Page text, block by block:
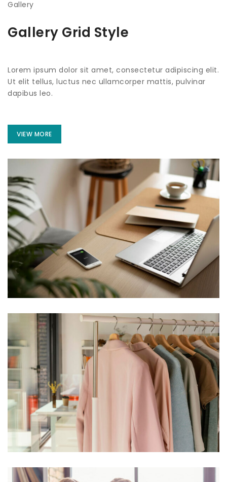
Gallery
Gallery Grid Style
Lorem ipsum dolor sit amet, consectetur adipiscing elit.
Ut elit tellus, luctus nec ullamcorper mattis, pulvinar
dapibus leo.
VIEW MORE